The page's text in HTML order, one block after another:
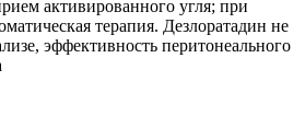
активированного угля; при
терапия. Дезлоратадин не
эффективность перитонеального